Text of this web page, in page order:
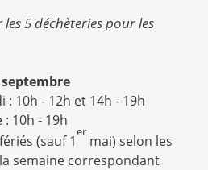
5 déchèteries pour les
10h - 12h et 14h - 19h
10h - 19h
(sauf 1
er
mai) selon les
semaine correspondant